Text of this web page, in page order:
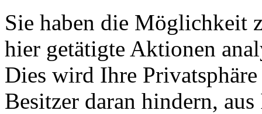
Sie haben die Möglichkeit
hier getätigte Aktionen
Dies wird Ihre
Besitzer daran hindern,